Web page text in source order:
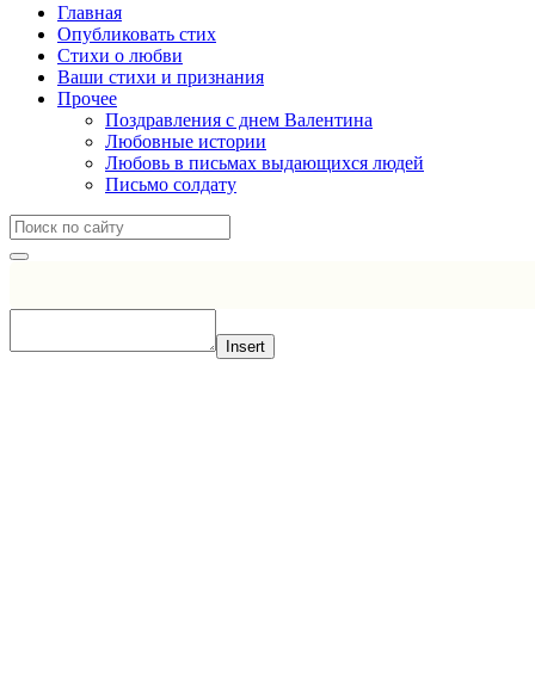
Главная
Опубликовать стих
Стихи о любви
Ваши стихи и признания
Прочее
Поздравления с днем Валентина
Любовные истории
Любовь в письмах выдающихся людей
Письмо солдату
Insert